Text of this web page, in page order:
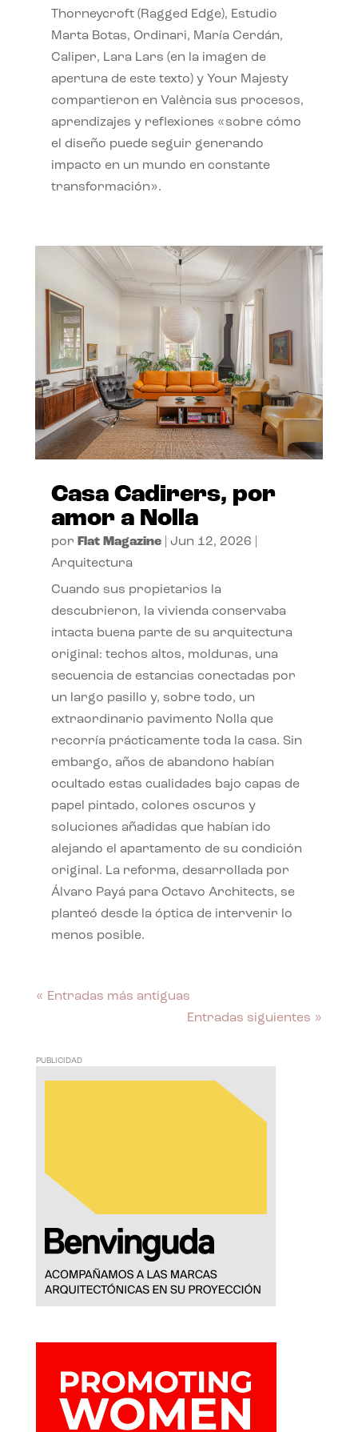
Thorneycroft (Ragged Edge), Estudio
Marta Botas, Ordinari, María Cerdán,
Caliper, Lara Lars (en la imagen de
apertura de este texto) y Your Majesty
compartieron en València sus procesos,
aprendizajes y reflexiones «sobre cómo
el diseño puede seguir generando
impacto en un mundo en constante
transformación».
Casa Cadirers, por
amor a Nolla
por Flat Magazine| Jun 12, 2026
Arquitectura
Cuando sus propietarios la
descubrieron, la vivienda conservaba
intacta buena parte de su arquitectura
original: techos altos, molduras, una
secuencia de estancias conectadas por
un largo pasillo y, sobre todo, un
extraordinario pavimento Nolla que
recorría prácticamente toda la casa. Sin
embargo, años de abandono habían
ocultado estas cualidades bajo capas de
papel pintado, colores oscuros y
soluciones añadidas que habían ido
alejando el apartamento de su condición
original. La reforma, desarrollada por
Álvaro Payá para Octavo Architects, se
planteó desde la óptica de intervenir lo
menos posible.
« Entradas más antiguas
Entradas siguientes »
PUBLICIDAD